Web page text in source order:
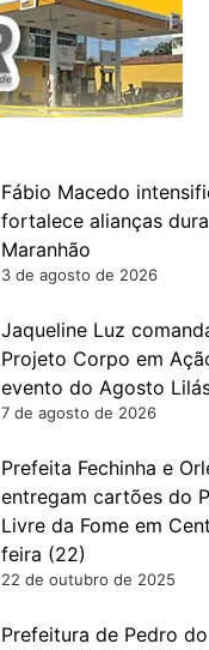
Fábio Macedo
fortalece alianças
Maranhão
3 de agosto de 2026
Jaqueline Luz
Projeto Corpo em
evento do Agosto
7 de agosto de 2026
Prefeita Fechinha e
entregam cartões do
Livre da Fome em
feira (22)
22 de outubro de 2025
Prefeitura de Pedro